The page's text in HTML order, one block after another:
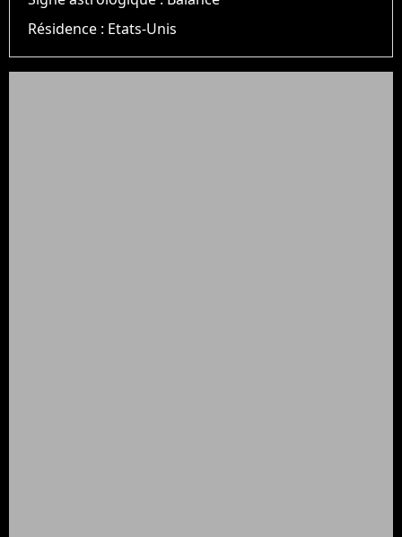
Résidence : Etats-Unis